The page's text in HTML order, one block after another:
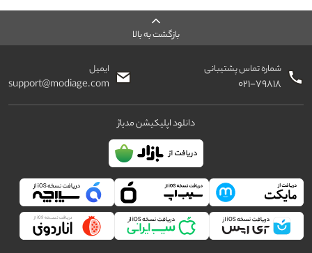
بازگشت به بالا
شماره تماس پشتیبانی
۰۲۱-۷۹۸۱۸
ایمیل
support@modiage.com
دانلود اپلیکیشن مدیاژ